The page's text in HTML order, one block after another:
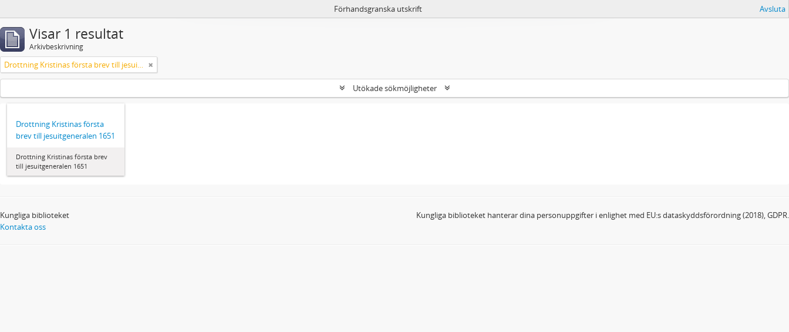
Förhandsgranska utskrift Avsluta
Visar 1 resultat
Arkivbeskrivning
Drottning Kristinas första brev till jesuitgeneralen 1651
Utökade sökmöjligheter
Drottning Kristinas första
brev till jesuitgeneralen 1651
Drottning Kristinas första brev
till jesuitgeneralen 1651
Kungliga biblioteket
Kontakta oss
Kungliga biblioteket hanterar dina personuppgifter i enlighet med EU:s dataskyddsförordning (2018), GDPR.